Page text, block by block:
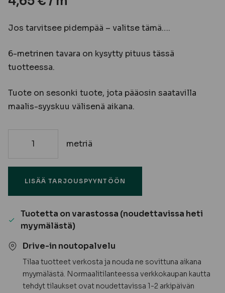
Jos tarvitsee pidempää – valitse tämä….
6-metrinen tavara on kysytty pituus tässä
tuotteessa.
Tuote on sesonki tuote, jota pääosin saatavilla
maalis-syyskuu välisenä aikana.
48x123x6000
mitallistettu
A
määrä
metriä
LISÄÄ TARJOUSPYYNTÖÖN
Tuotetta on varastossa (noudettavissa heti
myymälästä)
Drive-in noutopalvelu
Tilaa tuotteet verkosta ja nouda ne sovittuna aikana
myymälästä. Normaalitilanteessa verkkokaupan kautta
tehdyt tilaukset ovat noudettavissa 1-2 arkipäivän